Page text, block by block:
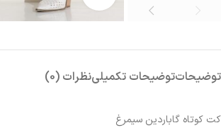
توضیحاتتوضیحات تکمیلینظرات (0)
کت کوتاه گاباردین سیمرغ